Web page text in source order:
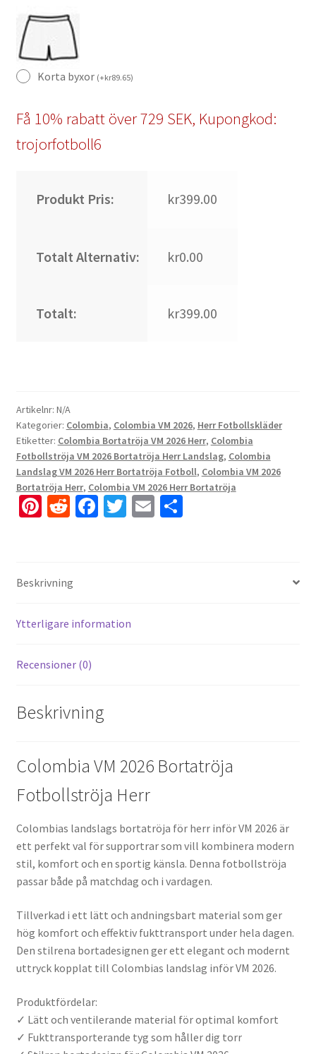
Korta byxor (+kr89.65)
Få 10% rabatt över 729 SEK, Kupongkod:
trojorfotboll6
Produkt Pris: kr399.00
Totalt Alternativ: kr0.00
Totalt: kr399.00
Artikelnr: N/A
Kategorier: Colombia, Colombia VM 2026, Herr Fotbollskläder
Etiketter: Colombia Bortatröja VM 2026 Herr, Colombia
Fotbollströja VM 2026 Bortatröja Herr Landslag, Colombia
Landslag VM 2026 Herr Bortatröja Fotboll, Colombia VM 2026
Bortatröja Herr, Colombia VM 2026 Herr Bortatröja
Pi
es
R
di
t
Fa
k
T E D
Beskrivning
Ytterligare information
Recensioner (0)
Beskrivning
Colombia VM 2026 Bortatröja
Fotbollströja Herr
Colombias landslags bortatröja för herr inför VM 2026 är
ett perfekt val för supportrar som vill kombinera modern
stil, komfort och en sportig känsla. Denna fotbollströja
passar både på matchdag och i vardagen.
Tillverkad i ett lätt och andningsbart material som ger
hög komfort och effektiv fukttransport under hela dagen.
Den stilrena bortadesignen ger ett elegant och modernt
uttryck kopplat till Colombias landslag inför VM 2026.
Produktfördelar:
✓ Lätt och ventilerande material för optimal komfort
✓ Fukttransporterande tyg som håller dig torr